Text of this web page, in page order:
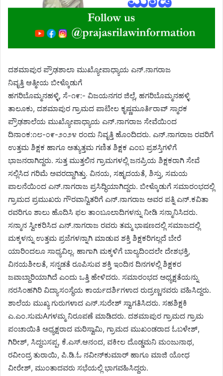
ದಶಮಾಪುರ ಪ್ರೌಢಶಾಲಾ ಮುಖ್ಯೋಪಾಧ್ಯಾಯ ಎನ್.ನಾಗರಾಜ
ನಿವೃತ್ತಿ ಆತ್ಮೀಯ ಬೀಳ್ಕೊಡುಗೆ
ಹಗರಿಬೊಮ್ಮನಹಳ್ಳಿ, ಸೆ-೧೯:- ವಿಜಯನಗರ ಜಿಲ್ಲೆ, ಹಗರಿಬೊಮ್ಮನಹಳ್ಳಿ
ತಾಲೂಕು, ದಶಮಾಪುರ ಗ್ರಾಮದ ಪಾಟೀಲ ಕೃಷ್ಣಮೂರ್ತಿರಾವ್ ಸ್ಮಾರಕ
ಪ್ರೌಢಶಾಲೆಯ ಮುಖ್ಯೋಪಾಧ್ಯಾಯ ಎನ್.ನಾಗರಾಜ ಸೇವೆಯಿಂದ
ದಿನಾಂಕ:೧೮-೦೯-೨೦೨೪ ರಂದು ನಿವೃತ್ತಿ ಹೊಂದಿದರು. ಎನ್.ನಾಗರಾಜ ರವರಿಗೆ
ಉತ್ತಮ ಶಿಕ್ಷಕ ಹಾಗೂ ಅತ್ಯುತ್ತಮ ಗಣಿತ ಶಿಕ್ಷಕ ಎಂಬ ಪ್ರಶಸ್ತಿಗಳಿಗೆ
ಭಾಜನರಾಗಿದ್ದರು. ಸುತ್ತ ಮುತ್ತಲಿನ ಗ್ರಾಮಗಳಲ್ಲಿ ಜನಪ್ರಿಯ ಶಿಕ್ಷಕರಾಗಿ ಸೇವೆ
ಸಲ್ಲಿಸಿದ ಗರಿಮೆ ಅವರದ್ದಾಗಿತ್ತು. ವಿನಯ, ಸಹೃದಯತೆ, ಶಿಸ್ತು, ಸಮಯ
ಪಾಲನೆಯಿಂದ ಎನ್.ನಾಗರಾಜ ಪ್ರಸಿದ್ಧಿಯಾಗಿದ್ದರು. ಬೀಳ್ಕೊಡುಗೆ ಸಮಾರಂಭದಲ್ಲಿ
ಗ್ರಾಮದ ಪ್ರಮುಖರು ಗೌರವಾನ್ವಿತರಿಗೆ ಎನ್.ನಾಗರಾಜ ಅವರ ಪತ್ನಿ ಎನ್.ಕವಿತಾ
ರವರಿಗೂ ಶಾಲು ಹೊದಿಸಿ ಫಲ ತಾಂಬೂಲಾದಿಗಳನ್ನು ನೀಡಿ ಸನ್ಮಾನಿಸಿದರು.
ಸನ್ಮಾನ ಸ್ವೀಕರಿಸಿದ ಎನ್.ನಾಗರಾಜ ರವರು ತಮ್ಮ ಭಾಷಣದಲ್ಲಿ ಸಮಾಜದಲ್ಲಿ
ಮಕ್ಕಳನ್ನು ಉತ್ತಮ ಪ್ರಜೆಗಳನ್ನಾಗಿ ಮಾಡುವ ಶಕ್ತಿ ಶಿಕ್ಷಕರಿಗಲ್ಲದೆ ಬೇರೆ
ಯಾರಿಂದಲೂ ಸಾಧ್ಯವಿಲ್ಲ. ಹಾಗಾಗಿ ಮಕ್ಕಳಿಗೆ ಬಾಲ್ಯದಿಂದಲೇ ದೇಶಭಕ್ತಿ,
ವಿನಯಶೀಲತೆ, ಸನ್ನಡತೆ ರೂಪಿಸುವ ಶಕ್ತಿ ಇಂದಿನ ದಿನಗಳಲ್ಲಿ ಶಿಕ್ಷಕರ
ಜವಾಬ್ದಾರಿಯಾಗಿದೆ ಎಂದು ಒತ್ತಿ ಹೇಳಿದರು. ಸಮಾರಂಭದ ಅಧ್ಯಕ್ಷತೆಯನ್ನು
ನರಸಿಂಹಗಿರಿ ವಿದ್ಯಾಸಂಸ್ಥೆಯ ಕಾರ್ಯದರ್ಶಿಗಳಾದ ರುದ್ರಣ್ಣನವರು ವಹಿಸಿದ್ದರು.
ಶಾಲೆಯ ಮುಖ್ಯ ಗುರುಗಳಾದ ಎನ್.ಸುರೇಶ್ ಸ್ವಾಗತಿಸಿದರು. ಸಹಶಿಕ್ಷಕಿ
ಎ.ಎಂ.ಸುಮAಗಳಮ್ಮ ನಿರೂಪಣೆ ಮಾಡಿದರು. ದಶಮಾಪುರ ಗ್ರಾಮದ ಗ್ರಾಮ
ಪಂಚಾಯಿತಿ ಅಧ್ಯಕ್ಷರಾದ ಮರಿಸ್ವಾಮಿ, ಗ್ರಾಮದ ಮುಖಂಡರಾದ ಓಬಳೇಶ್,
ಗಿರೀಶ್, ಸಿದ್ದಬಸಪ್ಪ, ಕೆ.ಎಸ್.ಆನಂದ, ವಕೀಲ ದೊಡ್ಡಮನಿ ಮಂಜುನಾಥ,
ರವೀಂದ್ರ ತುರಾಯಿ, ಪಿ.ಡಿ.ಓ ನವೀನ್‌ಕುಮಾರ್ ಹಾಗೂ ಮಾಜಿ ಯೋಧ
ವೀರೇಶ್, ಮುಂತಾದವರು ಸಭೆಯಲ್ಲಿ ಭಾಗವಹಿಸಿದ್ದರು.